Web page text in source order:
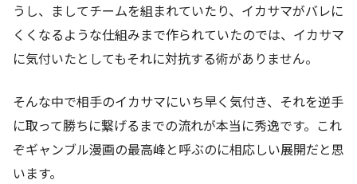
うし、ましてチームを組まれていたり、イカサマがバレに
くくなるような仕組みまで作られていたのでは、イカサマ
に気付いたとしてもそれに対抗する術がありません。
そんな中で相手のイカサマにいち早く気付き、それを逆手
に取って勝ちに繋げるまでの流れが本当に秀逸です。これ
ぞギャンブル漫画の最高峰と呼ぶのに相応しい展開だと思
います。